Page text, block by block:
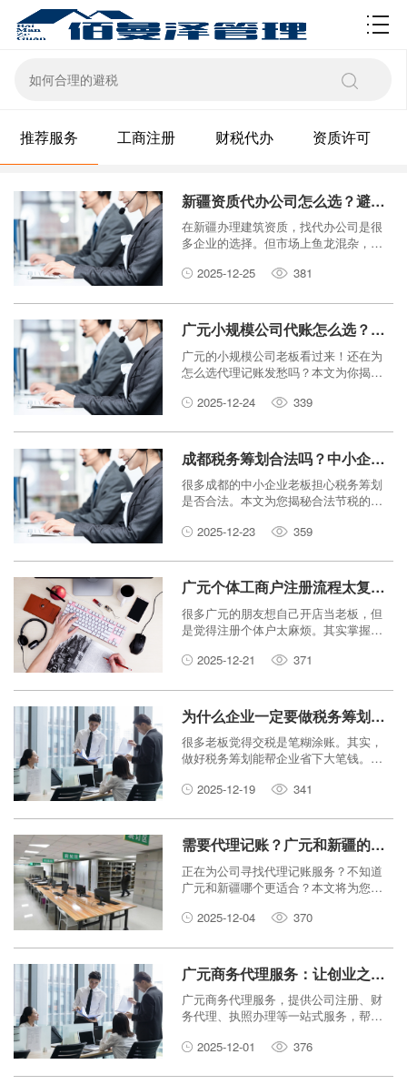
资质许可
推荐服务 工商注册 财税代办 资质许可
新疆资质代办公司怎么选？避免踩雷的4个关键点
在新疆办理建筑资质，找代办公司是很
多企业的选择。但市场上鱼龙混杂，如
坑？本文为你总结了4个关键点，助你擦
2025-12-25 381
广元小规模公司代账怎么选？揭秘省钱省心的记账秘籍
广元的小规模公司老板看过来！还在为
怎么选代理记账发愁吗？本文为你揭秘
坑，真正做到省钱又省心。
2025-12-24 339
成都税务筹划合法吗？中小企业节税的5种正规方法
很多成都的中小企业老板担心税务筹划
是否合法。本文为您揭秘合法节税的真
法，帮助企业降低税负，健康发展。
2025-12-23 359
广元个体工商户注册流程太复杂？教你如何3天内拿证！
很多广元的朋友想自己开店当老板，但
是觉得注册个体户太麻烦。其实掌握了
将手把手教你如何准备材料、网上申
的创业之路。
2025-12-21 371
为什么企业一定要做税务筹划？成都税务筹划省钱秘籍大公开
很多老板觉得交税是笔糊涂账。其实，
做好税务筹划能帮企业省下大笔钱。本
分享成都老板最爱用的省钱秘籍。
2025-12-19 341
需要代理记账？广元和新疆的公司优选哪家？
正在为公司寻找代理记账服务？不知道
广元和新疆哪个更适合？本文将为您分
2025-12-04
370
广元商务代理服务：让创业之路更顺畅！
广元商务代理服务，提供公司注册、财
务代理、执照办理等一站式服务，帮助
畅。了解更多信息。
2025-12-01 376